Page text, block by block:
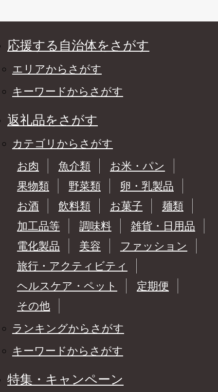
応援する自治体をさがす
エリアからさがす
キーワードからさがす
返礼品をさがす
カテゴリからさがす
お肉
魚介類
お米・パン
果物類
野菜類
卵・乳製品
お酒
飲料類 お菓子
麺類
加工品等
調味料
雑貨・日用品
電化製品
美容
ファッション
旅行・アクティビティ
ヘルスケア・ペット
定期便
その他
ランキングからさがす
キーワードからさがす
特集・キャンペーン